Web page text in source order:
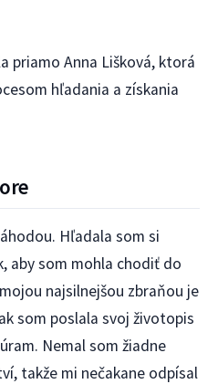
priamo Anna Lišková, ktorá
hľadania a získania
Hľadala som si
aby som mohla chodiť do
najsilnejšou zbraňou je
som poslala svoj životopis
Nemal som žiadne
takže mi nečakane odpísal